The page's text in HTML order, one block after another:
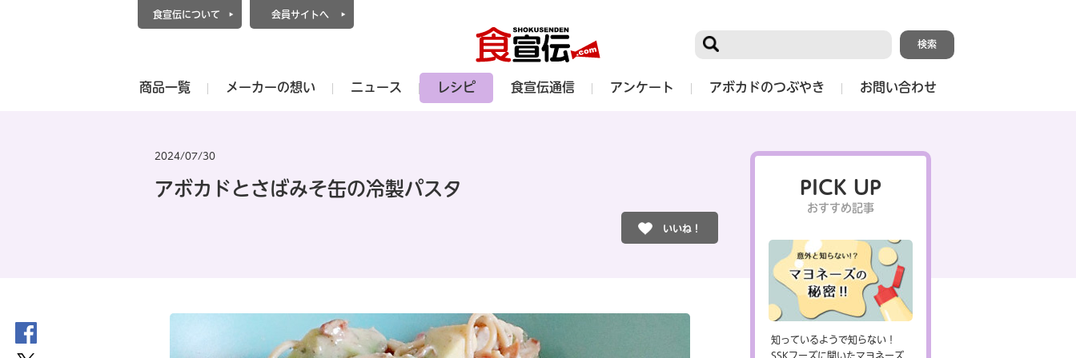
食宣伝について 会員サイトへ
商品一覧 メーカーの想い ニュース レシピ 食宣伝通信 アンケート アボカドのつぶやき お問い合わせ
2024/07/30
アボカドとさばみそ缶の冷製パスタ
いいね！
PICK UP
おすすめ記事
知っているようで知らない！
SSKフーズに聞いたマヨネーズ